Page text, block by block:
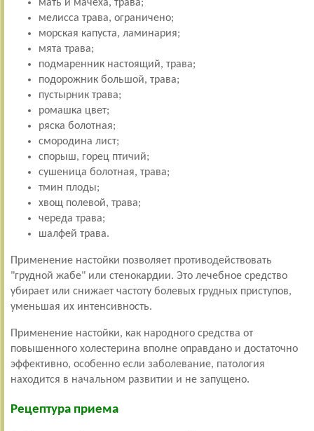
мать и мачеха, трава;
мелисса трава, ограничено;
морская капуста, ламинария;
мята трава;
подмаренник настоящий, трава;
подорожник большой, трава;
пустырник трава;
ромашка цвет;
ряска болотная;
смородина лист;
спорыш, горец птичий;
сушеница болотная, трава;
тмин плоды;
хвощ полевой, трава;
череда трава;
шалфей трава.
Применение настойки позволяет противодействовать
"грудной жабе" или стенокардии. Это лечебное средство
убирает или снижает частоту болевых грудных приступов,
уменьшая их интенсивность.
Применение настойки, как народного средства от
повышенного холестерина вполне оправдано и достаточно
эффективно, особенно если заболевание, патология
находится в начальном развитии и не запущено.
Рецептура приема